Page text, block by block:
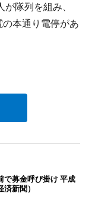
隊列を組み、
本通り電停があ
で募金呼び掛け 平成
新聞）